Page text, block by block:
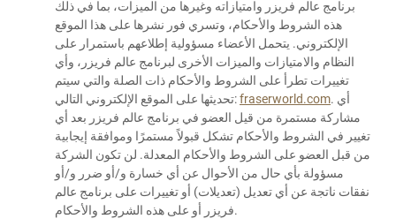
برنامج عالم فريزر وامتيازاته وغيرها من الميزات، بما في ذلك
هذه الشروط والأحكام، وتسري فور نشرها على هذا الموقع
الإلكتروني. يتحمل الأعضاء مسؤولية إطلاعهم باستمرار على
النظام والامتيازات والميزات الأخرى لبرنامج عالم فريزر، وأي
تغييرات تطرأ على الشروط والأحكام ذات الصلة والتي سيتم
تحديثها على الموقع الإلكتروني التالي:fraserworld.com. أي
مشاركة مستمرة من قيل العضو في برنامج عالم فريزر بعد أي
تغيير في الشروط والأحكام تشكل قبولاً مستمرًا وموافقة إيجابية
من قبل العضو على الشروط والأحكام المعدلة. لن تكون الشركة
مسؤولة بأي حال من الأحوال عن أي خسارة و/أو ضرر و/أو
نفقات ناتجة عن أي تعديل (تعديلات) أو تغييرات على برنامج عالم
فريزر أو على هذه الشروط والأحكام.